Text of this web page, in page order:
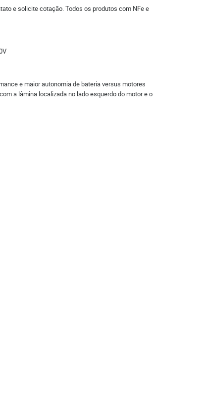
e solicite cotação. Todos os produtos com NFe e
e maior autonomia de bateria versus motores
a lâmina localizada no lado esquerdo do motor e o